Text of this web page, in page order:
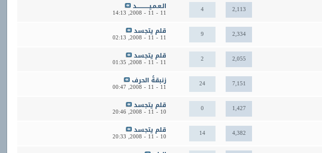
4 2,113 الـعـمـيــــــــــــد
11 - 11 - 2008,
14:13
9 2,334 قلم يتجسد
11 - 11 - 2008,
02:13
2 2,055 قلم يتجسد
11 - 11 - 2008,
01:35
24 7,151 زنبقةُ الحرف
11 - 11 - 2008,
00:47
0 1,427 قلم يتجسد
10 - 11 - 2008,
20:46
14 4,382 قلم يتجسد
10 - 11 - 2008,
20:33